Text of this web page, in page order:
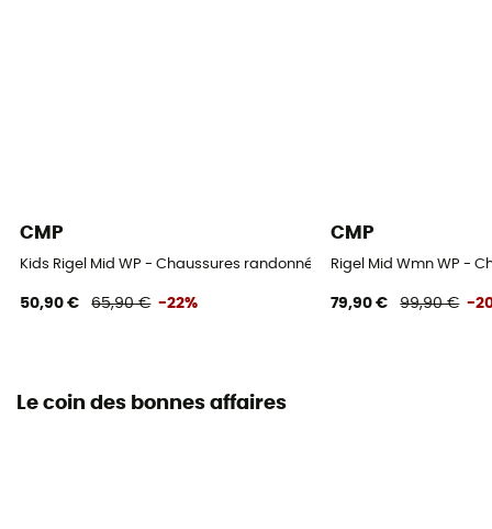
CMP
Kids Rigel Mid WP - Chaussures randonnée enfant
50,90 € 65,90 € -22%
CMP
Rigel Mid Wmn WP -
79,90 € 99,90 € -
Le coin des bonnes affaires